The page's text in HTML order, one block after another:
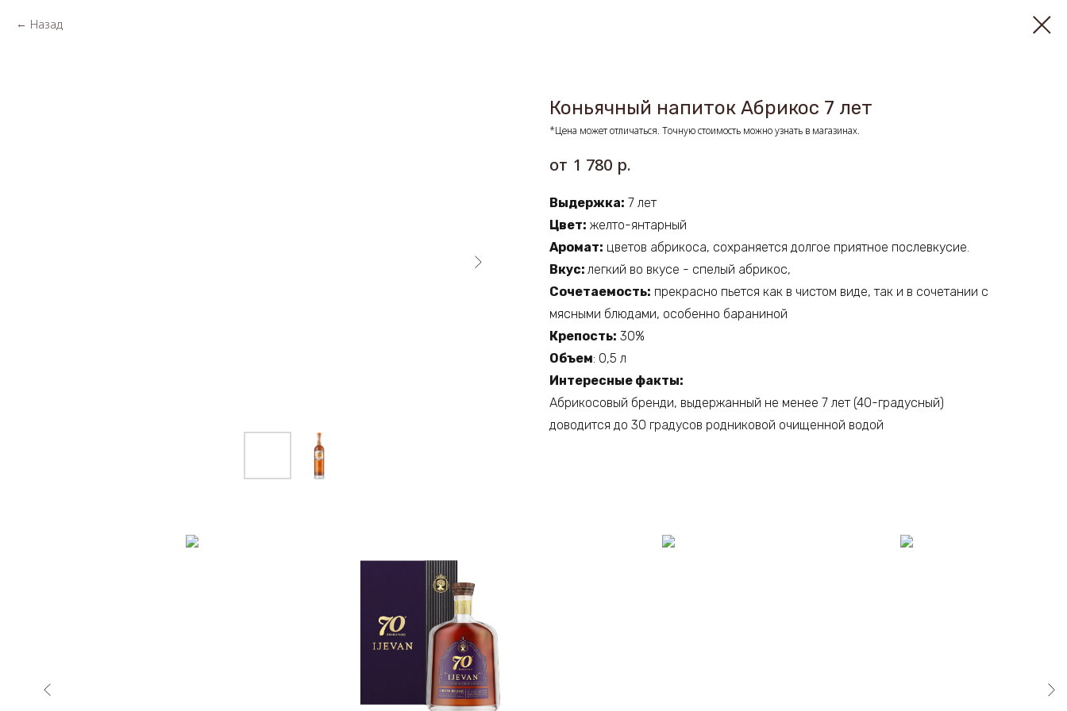
Назад
Коньячный напиток Абрикос 7 лет
*Цена может отличаться. Точную стоимость можно узнать в магазинах.
1 780 р.
Выдержка: 7 лет
Цвет: желто-янтарный
Аромат: цветов абрикоса, сохраняется долгое приятное послевкусие.
Вкус: легкий во вкусе - спелый абрикос,
Сочетаемость: прекрасно пьется как в чистом виде, так и в сочетании с
мясными блюдами, особенно бараниной
Крепость: 30%
Объем: 0,5 л
Интересные факты:
Абрикосовый бренди, выдержанный не менее 7 лет (40-градусный)
доводится до 30 градусов родниковой очищенной водой